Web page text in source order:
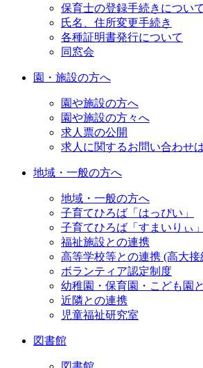
保育士の登録手続きについて
氏名、住所変更手続き
各種証明書発行について
同窓会
園・施設の方へ
園や施設の方へ
園や施設の方々へ
求人票の公開
求人に関するお問い合わせ
地域・一般の方へ
地域・一般の方へ
子育てひろば「はっぴい」
子育てひろば「すまいりぃ」
福祉施設との連携
高等学校等との連携 (高大接
ボランティア認定制度
幼稚園・保育園・こども園
近隣との連携
児童福祉研究室
図書館